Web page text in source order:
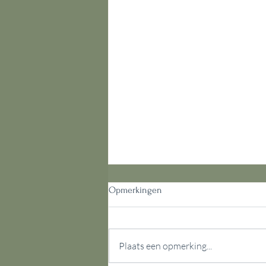
Kun je me vergeven?
Opmerkingen
Plaats een opmerking...